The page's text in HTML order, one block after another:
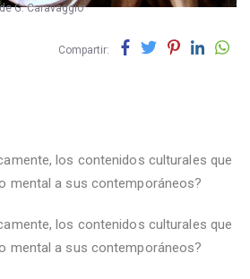
G. Caravaggio
Compartir:
los contenidos culturales que
mental a sus contemporáneos?
los contenidos culturales que
mental a sus contemporáneos?